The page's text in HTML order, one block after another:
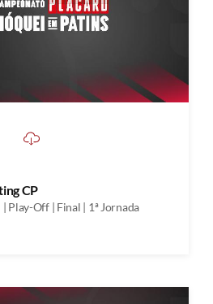
CP
Play-Off | Final | 1ª Jornada